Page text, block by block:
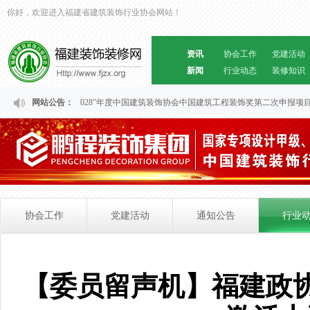
你好，欢迎进入福建省建筑装饰行业协会网站！
资讯
新闻
协会工作
党建活动
行业动态
装修知识
网站公告：
福建省“2024～2028”年度中国建筑装饰协会中国建筑工程装饰奖第二次申报项目初
协会工作 党建活动 通知公告 行业
【委员留声机】福建